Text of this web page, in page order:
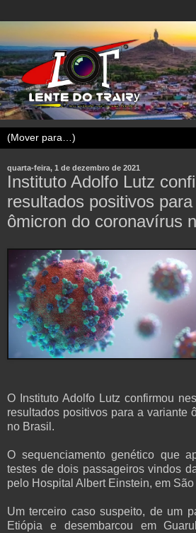
quarta-feira, 1 de dezembro de 2021
Instituto Adolfo Lutz
resultados positivos
ômicron do coronavírus
O Instituto Adolfo Lutz confirmou
resultados positivos para a variante
no Brasil.
O sequenciamento genético que
testes de dois passageiros vindos
pelo Hospital Albert Einstein, em
Um terceiro caso suspeito, de um
Etiópia e desembarcou em